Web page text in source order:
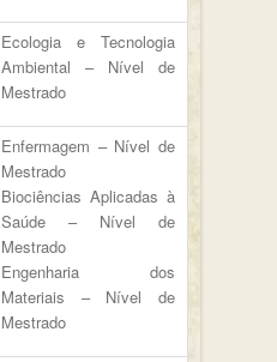
Ecologia e Tecnologia
Ambiental – Nível de
Mestrado
Enfermagem – Nível de
Mestrado
Biociências Aplicadas à
Saúde – Nível de
Mestrado
Engenharia dos
Materiais – Nível de
Mestrado